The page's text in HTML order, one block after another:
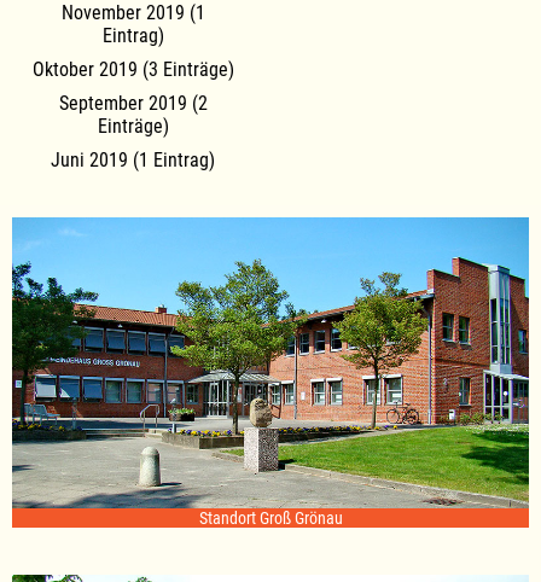
November 2019 (1
Eintrag)
Oktober 2019 (3 Einträge)
September 2019 (2
Einträge)
Juni 2019 (1 Eintrag)
Standort Groß Grönau